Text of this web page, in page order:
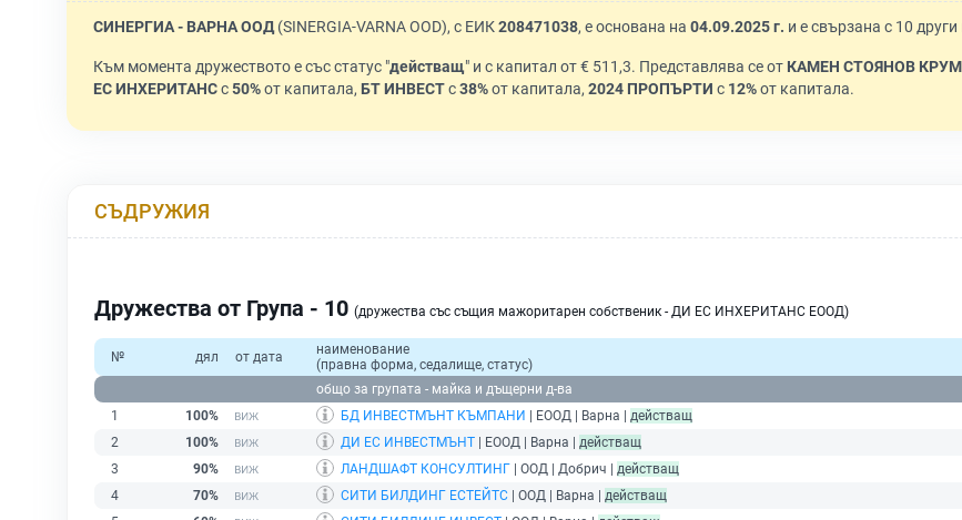
СИНЕРГИА - ВАРНА ООД(SINERGIA-VARNA OOD), с ЕИК208471038, е основана на 04.09.2025 г. и е свързана с 10
Към момента дружеството е със статус "действащ" и с капитал от € 511,3. Представлява се от КАМЕН СТОЯНОВ
ЕС ИНХЕРИТАНСс50%от капитала, БТ ИНВЕСТс38%от капитала, 2024 ПРОПЪРТИ с 12%от капитала.
СЪДРУЖИЯ
Дружества от Група - 10 (дружества със същия мажоритарен собственик - ДИ ЕС ИНХЕРИТАНС ЕООД)
№ дял от дата
наименование
(правна форма, седалище, статус)
общо за групата - майка и дъщерни д-ва
1
100% БД ИНВЕСТМЪНТ КЪМПАНИ | ЕООД | Варна | действащ
2
100% ДИ ЕС ИНВЕСТМЪНТ | ЕООД | Варна | действащ
3
90% ЛАНДШАФТ КОНСУЛТИНГ | ООД | Добрич | действащ
4
70% СИТИ БИЛДИНГ ЕСТЕЙТС | ООД | Варна | действащ